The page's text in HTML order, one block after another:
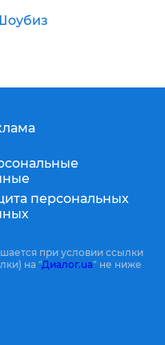
персональных
при условии ссылки
на "Диалог.ua" не ниже